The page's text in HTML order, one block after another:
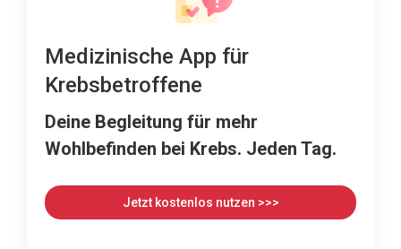
Medizinische App für
Krebsbetroffene
Deine Begleitung für mehr
Wohlbefinden bei Krebs. Jeden Tag.
Jetzt kostenlos nutzen >>>